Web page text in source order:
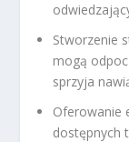
Stworzenie
mogą
sprzyja
Oferowanie
dostępnych